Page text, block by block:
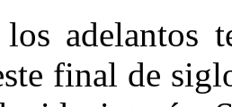
adelantos
final de